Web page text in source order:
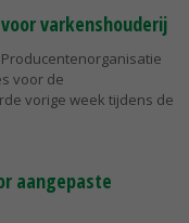
varkenshouderij
voor de
vorige week tijdens de
aangepaste